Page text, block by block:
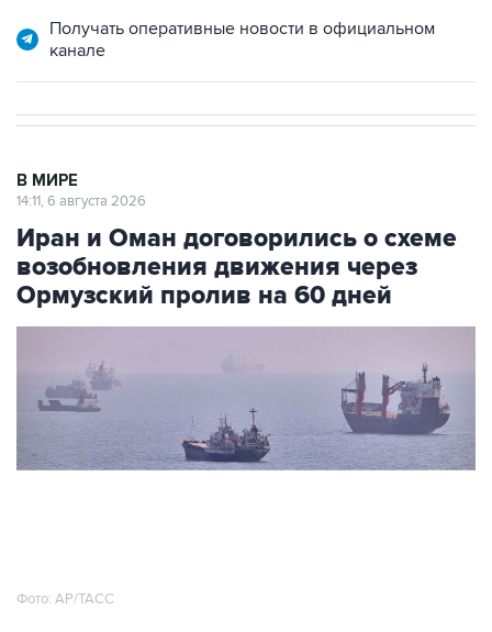
Иран и Оман договорились о схеме
возобновления движения через
Ормузский пролив на 60 дней
Москва. 6 августа. INTERFAX.RU - Иран и Оман